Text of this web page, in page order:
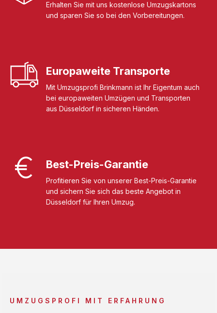
Erhalten Sie mit uns kostenlose Umzugskartons
und sparen Sie so bei den Vorbereitungen.
Europaweite Transporte
Mit Umzugsprofi Brinkmann ist Ihr Eigentum auch
bei europaweiten Umzügen und Transporten
aus Düsseldorf in sicheren Händen.
Best-Preis-Garantie
Profitieren Sie von unserer Best-Preis-Garantie
und sichern Sie sich das beste Angebot in
Düsseldorf für Ihren Umzug.
UMZUGSPROFI MIT ERFAHRUNG